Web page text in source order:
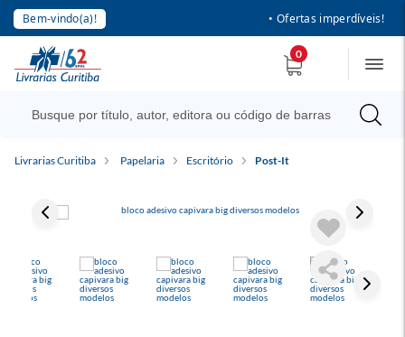
Bem-vindo(a)! • Ofertas imperdíveis!
0
Livrarias Curitiba Papelaria Escritório Post-It